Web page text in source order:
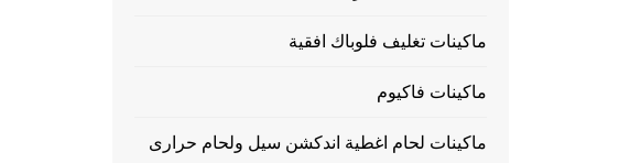
ماكينات تغليف فلوباك افقية
ماكينات فاكيوم
ماكينات لحام اغطية اندكشن سيل ولحام حرارى